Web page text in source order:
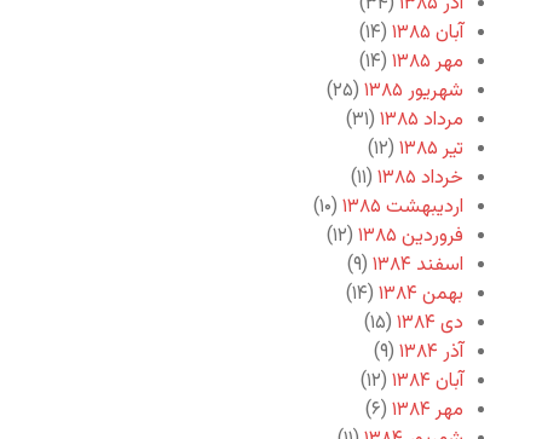
آبان ۱۳۸۵
(۱۴)
مهر ۱۳۸۵
(۱۴)
شهریور ۱۳۸۵
(۲۵)
مرداد ۱۳۸۵
(۳۱)
تیر ۱۳۸۵
(۱۲)
خرداد ۱۳۸۵
(۱۱)
اردیبهشت ۱۳۸۵
(۱۰)
فروردین ۱۳۸۵
(۱۲)
اسفند ۱۳۸۴
(۹)
بهمن ۱۳۸۴
(۱۴)
دی ۱۳۸۴
(۱۵)
آذر ۱۳۸۴
(۹)
آبان ۱۳۸۴
(۱۲)
مهر ۱۳۸۴
(۶)